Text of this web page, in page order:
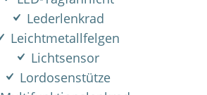
Lederlenkrad
Leichtmetallfelgen
Lichtsensor
Lordosenstütze